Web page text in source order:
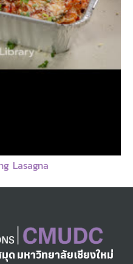
Lasagna
มหาวิทยาลัยเชียงใหม่